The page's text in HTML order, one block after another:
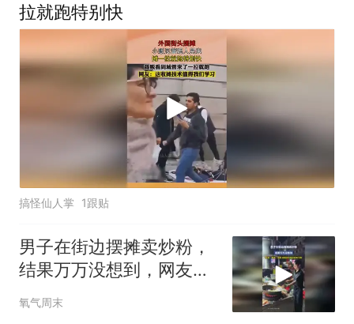
拉就跑特别快
搞怪仙人掌 1跟贴
男子在街边摆摊卖炒粉，
结果万万没想到，网友：
看这一地菜，就知道老板
氧气周末